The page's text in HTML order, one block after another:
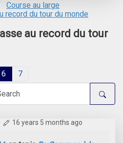
Course au large
record du tour du monde
au record du tour
6 7
16 years 5 months ago